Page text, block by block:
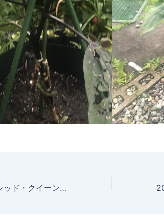
2025年6月1日 レッド・クイーン 開花